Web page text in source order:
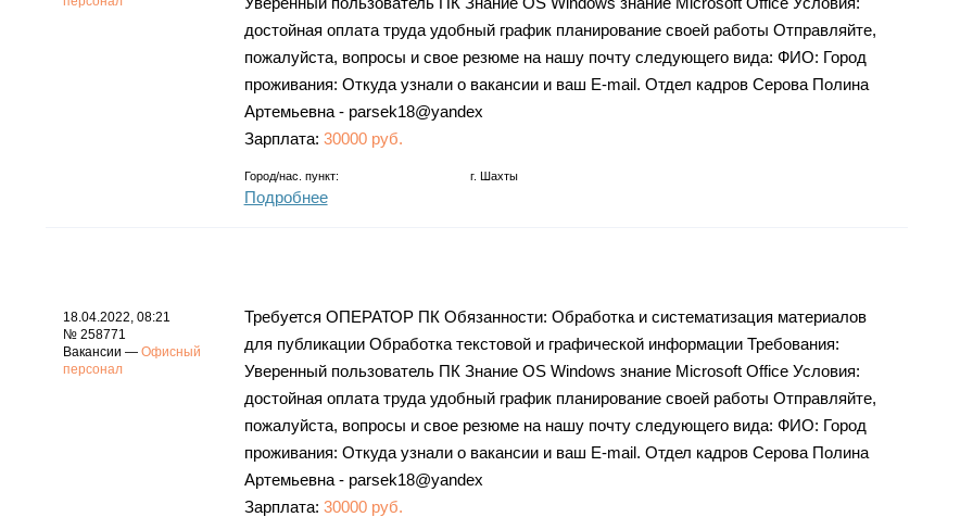
достойная оплата труда удобный график планирование своей работы Отправляйте,
пожалуйста, вопросы и свое резюме на нашу почту следующего вида: ФИО: Город
проживания: Откуда узнали о вакансии и ваш E-mail. Отдел кадров Серова Полина
Артемьевна - parsek18@yandex
Зарплата: 30000 руб.
Город/нас. пункт: г. Шахты
Подробнее
18.04.2022, 08:21
№ 258771
Вакансии — Офисный
персонал
Требуется ОПЕРАТОР ПК Обязанности: Обработка и систематизация материалов
для публикации Обработка текстовой и графической информации Требования:
Уверенный пользователь ПК Знание OS Windows знание Microsoft Office Условия:
достойная оплата труда удобный график планирование своей работы Отправляйте,
пожалуйста, вопросы и свое резюме на нашу почту следующего вида: ФИО: Город
проживания: Откуда узнали о вакансии и ваш E-mail. Отдел кадров Серова Полина
Артемьевна - parsek18@yandex
Зарплата: 30000 руб.